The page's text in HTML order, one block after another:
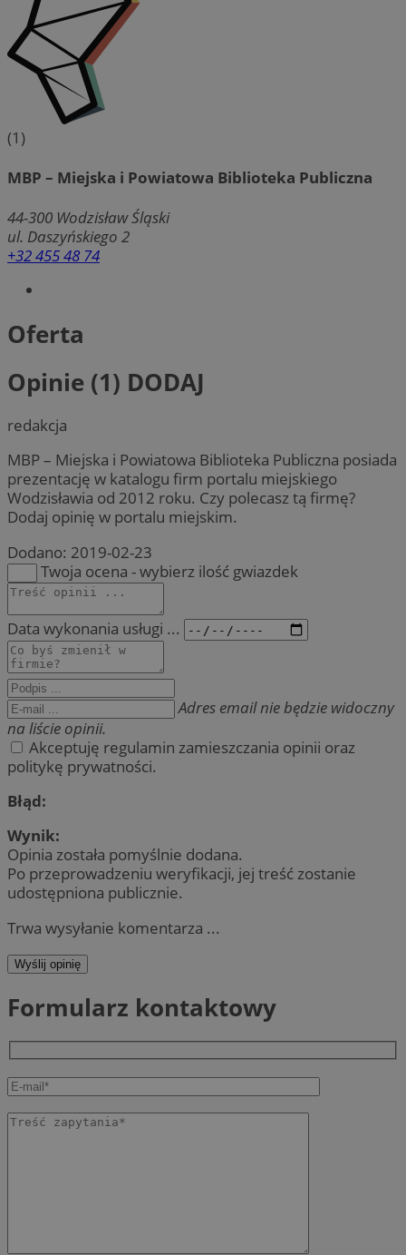
(1)
MBP – Miejska i Powiatowa Biblioteka Publiczna
44-300 Wodzisław Śląski
ul. Daszyńskiego 2
+32 455 48 74
Oferta
Opinie (1) DODAJ
redakcja
MBP – Miejska i Powiatowa Biblioteka Publiczna posiada
prezentację w katalogu firm portalu miejskiego
Wodzisławia od 2012 roku. Czy polecasz tą firmę?
Dodaj opinię w portalu miejskim.
Dodano: 2019-02-23
Twoja ocena - wybierz ilość gwiazdek
Data wykonania usługi ...
Adres email nie będzie widoczny
na liście opinii.
Akceptuję regulamin zamieszczania opinii oraz
politykę prywatności.
Błąd:
Wynik:
Opinia została pomyślnie dodana.
Po przeprowadzeniu weryfikacji, jej treść zostanie
udostępniona publicznie.
Trwa wysyłanie komentarza ...
Wyślij opinię
Formularz kontaktowy